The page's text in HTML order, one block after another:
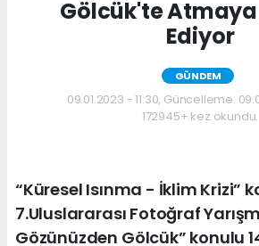
Gölcük'te
Ediyor
GÜNDEM
09.01.2023 - 11:30, Güncelleme:
172945+ kez okundu.
“Küresel Isınma - İklim Krizi”
7.Uluslararası Fotoğraf
Gözünüzden Gölcük” konulu